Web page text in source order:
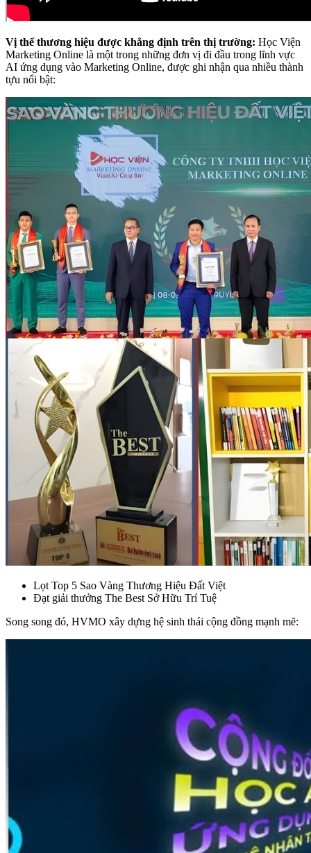
Vị thế thương hiệu được khẳng định trên thị trường: Học Viện
Marketing Online là một trong những đơn vị đi đầu trong lĩnh vực
AI ứng dụng vào Marketing Online, được ghi nhận qua nhiều thành
tựu nổi bật:
Lọt Top 5 Sao Vàng Thương Hiệu Đất Việt
Đạt giải thưởng The Best Sở Hữu Trí Tuệ
Song song đó, HVMO xây dựng hệ sinh thái cộng đồng mạnh mẽ: